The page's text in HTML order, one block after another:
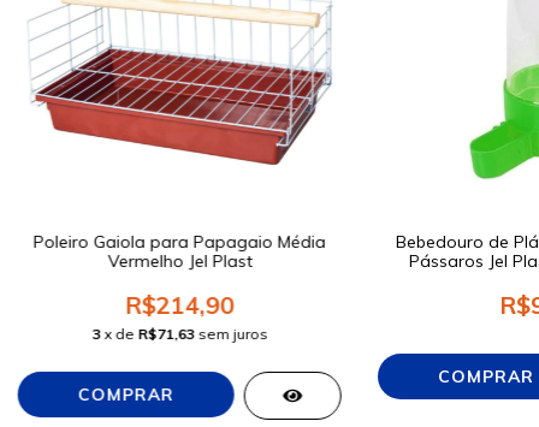
Poleiro Gaiola para Papagaio Média
Vermelho Jel Plast
R$214,90
3 x de R$71,63 sem juros
Bebedouro de
Pássaros Jel